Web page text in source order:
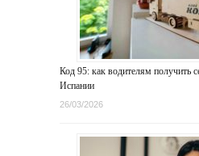
Код 95: как водителям получить
Испании
26/03/2026